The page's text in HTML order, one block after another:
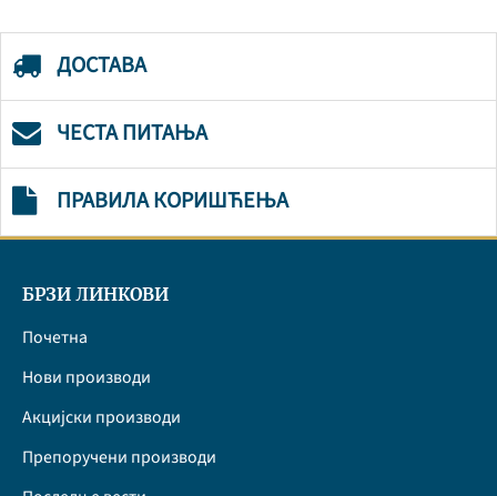
ДОСТАВА
ЧЕСТА ПИТАЊА
ПРАВИЛА КОРИШЋЕЊА
БРЗИ ЛИНКОВИ
Почетна
Нови производи
Акцијски производи
Препоручени производи